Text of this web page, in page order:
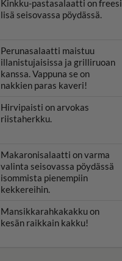
Kinkku-pastasalaatti on freesi
lisä seisovassa pöydässä.
Perunasalaatti maistuu
illanistujaisissa ja grilliruoan
kanssa. Vappuna se on
nakkien paras kaveri!
Hirvipaisti on arvokas
riistaherkku.
Makaronisalaatti on varma
valinta seisovassa pöydässä
isommista pienempiin
kekkereihin.
Mansikkarahkakakku on
kesän raikkain kakku!